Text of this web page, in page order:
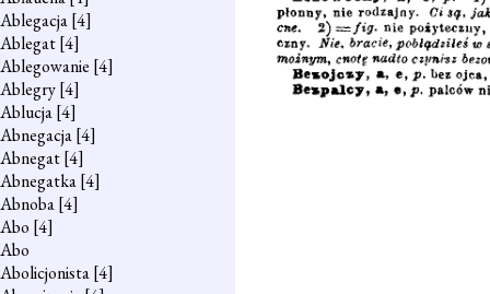
Ablegacja[4]
Ablegat[4]
Ablegowanie [4]
Ablegry[4]
Ablucja[4]
Abnegacja[4]
Abnegat[4]
Abnegatka[4]
Abnoba[4]
Abo [4]
Abo
Abolicjonista[4]